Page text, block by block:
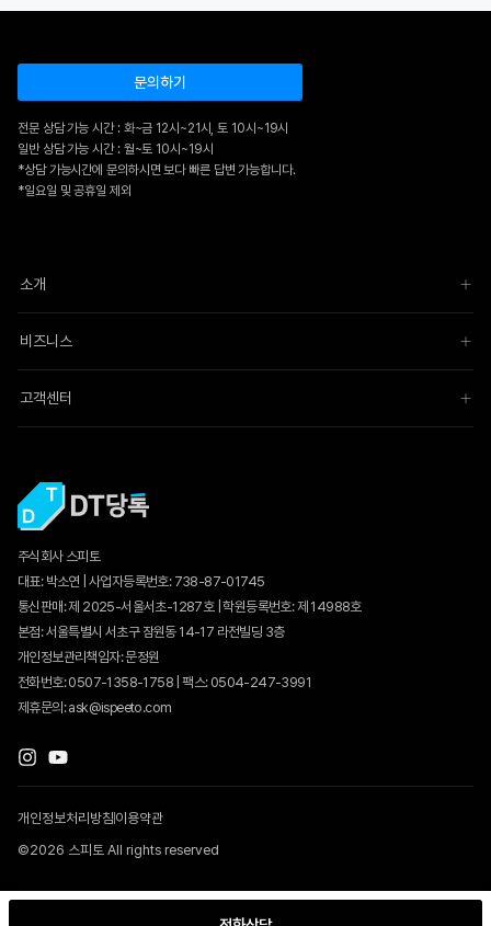
문의하기
전문 상담 가능 시간 : 화~금 12시~21시, 토 10시~19시
일반 상담 가능 시간 : 월~토 10시~19시
*상담 가능시간에 문의하시면 보다 빠른 답변 가능합니다.
*일요일 및 공휴일 제외
소개
비즈니스
고객센터
주식회사 스피토
대표: 박소연 | 사업자등록번호: 738-87-01745
통신판매:제 2025-서울서초-1287호| 학원등록번호: 제 14988호
본점: 서울특별시 서초구 잠원동 14-17 라전빌딩 3층
개인정보관리책임자: 문정원
전화번호: 0507-1358-1758 | 팩스: 0504-247-3991
제휴문의: ask@ispeeto.com
©2026 스피토 All rights reserved
개인정보처리방침 이용약관